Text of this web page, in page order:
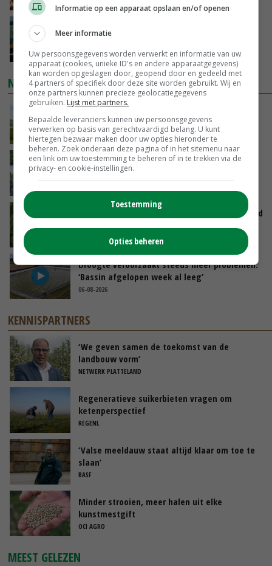
‘Cijfer jezelf niet weg en doe vooral ook waar
je gelukkig van wordt’
GISTEREN, 13:31
NIEUWSTE VIDEO'S
POAH!: John Deere 7730
GISTEREN, 10:00
Oekraïne-vlogger Kees Huizinga: ‘Bezoek van
de ambassade mag zelf groente plukken’
Limburgse mais van Frijns doet het verrassend
Droogte veroorzaakt steeds meer problemen:
‘Bassin afgelopen week al leeg’
06-08-2026
KENNISPARTNERS
‘We geven samen de toekomst van de
landbouw vorm’
NETWERK PLATTELAND
Regeneratieve suikerbieten vragen om
ketenperspectief
REGENL
‘Valse meeldauw staat altijd klaar om toe te
slaan’
BASF
Minder strooien, meer halen uit elke
kunstmestgift
OCI AGRO
MEEST GELEZEN
Informatie op een apparaat opslaan en/of openen
Meer informatie
Uw persoonsgegevens worden verwerkt en informatie van uw
apparaat (cookies, unieke ID's en andere apparaatgegevens)
kan worden opgeslagen door, geopend door en gedeeld met
4 partners of specifiek door deze site worden gebruikt. Wij en
onze partners kunnen precieze geolocatiegegevens
gebruiken. Lijst met partners.
Bepaalde leveranciers kunnen uw persoonsgegevens
verwerken op basis van gerechtvaardigd belang. U kunt
hiertegen bezwaar maken door uw opties hieronder te
beheren. Zoek onderaan deze pagina of in het sitemenu naar
een link om uw toestemming te beheren of in te trekken via de
privacy- en cookie-instellingen.
Toestemming
Opties beheren